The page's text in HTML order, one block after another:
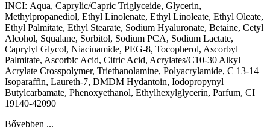
INCI: Aqua, Caprylic/Capric Triglyceide, Glycerin,
Methylpropanediol, Ethyl Linolenate, Ethyl Linoleate, Ethyl Oleate,
Ethyl Palmitate, Ethyl Stearate, Sodium Hyaluronate, Betaine, Cetyl
Alcohol, Squalane, Sorbitol, Sodium PCA, Sodium Lactate,
Caprylyl Glycol, Niacinamide, PEG-8, Tocopherol, Ascorbyl
Palmitate, Ascorbic Acid, Citric Acid, Acrylates/C10-30 Alkyl
Acrylate Crosspolymer, Triethanolamine, Polyacrylamide, C 13-14
Isoparaffin, Laureth-7, DMDM Hydantoin, Iodopropynyl
Butylcarbamate, Phenoxyethanol, Ethylhexylglycerin, Parfum, CI
19140-42090
Bővebben ...